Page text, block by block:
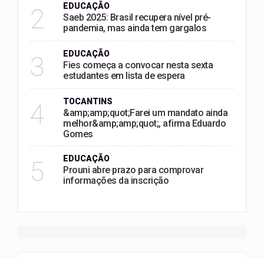
2 EDUCAÇÃO
Saeb 2025: Brasil recupera nível pré-
pandemia, mas ainda tem gargalos
3 EDUCAÇÃO
Fies começa a convocar nesta sexta
estudantes em lista de espera
4 TOCANTINS
&amp;amp;quot;Farei um mandato ainda
melhor&amp;amp;quot;, afirma Eduardo
Gomes
5 EDUCAÇÃO
Prouni abre prazo para comprovar
informações da inscrição